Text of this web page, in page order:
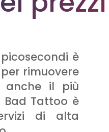
è
rimuovere
il più
Bad Tattoo è
di alta